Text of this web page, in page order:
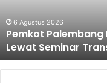
Seminar
Transformasi
Digital
6 Agustus 2026
Pemkot Palembang
Lewat Seminar